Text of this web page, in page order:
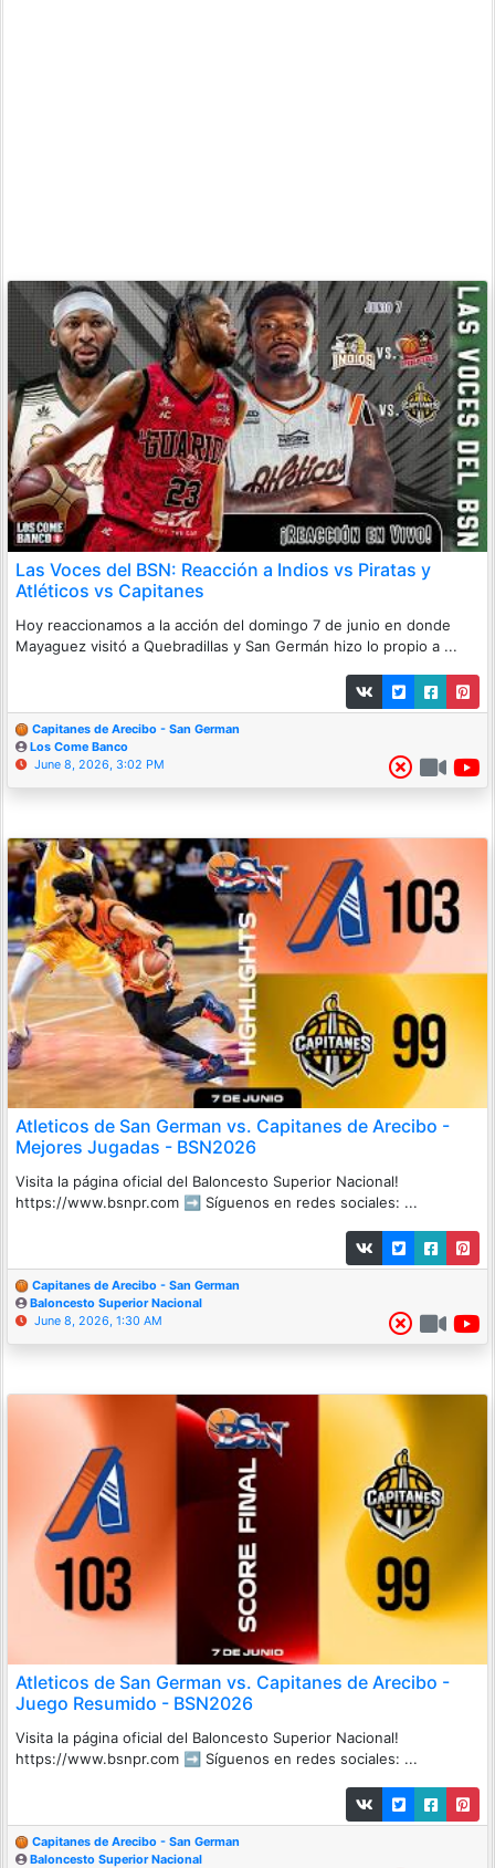
Las Voces del BSN: Reacción a Indios vs Piratas y
Atléticos vs Capitanes
Hoy reaccionamos a la acción del domingo 7 de junio en donde
Mayaguez visitó a Quebradillas y San Germán hizo lo propio a ...
Capitanes de Arecibo - San German
Los Come Banco
June 8, 2026, 3:02 PM
Atleticos de San German vs. Capitanes de Arecibo -
Mejores Jugadas - BSN2026
Visita la página oficial del Baloncesto Superior Nacional!
https://www.bsnpr.com ➡️ Síguenos en redes sociales: ...
Capitanes de Arecibo - San German
Baloncesto Superior Nacional
June 8, 2026, 1:30 AM
Atleticos de San German vs. Capitanes de Arecibo -
Juego Resumido - BSN2026
Visita la página oficial del Baloncesto Superior Nacional!
https://www.bsnpr.com ➡️ Síguenos en redes sociales: ...
Capitanes de Arecibo - San German
Baloncesto Superior Nacional